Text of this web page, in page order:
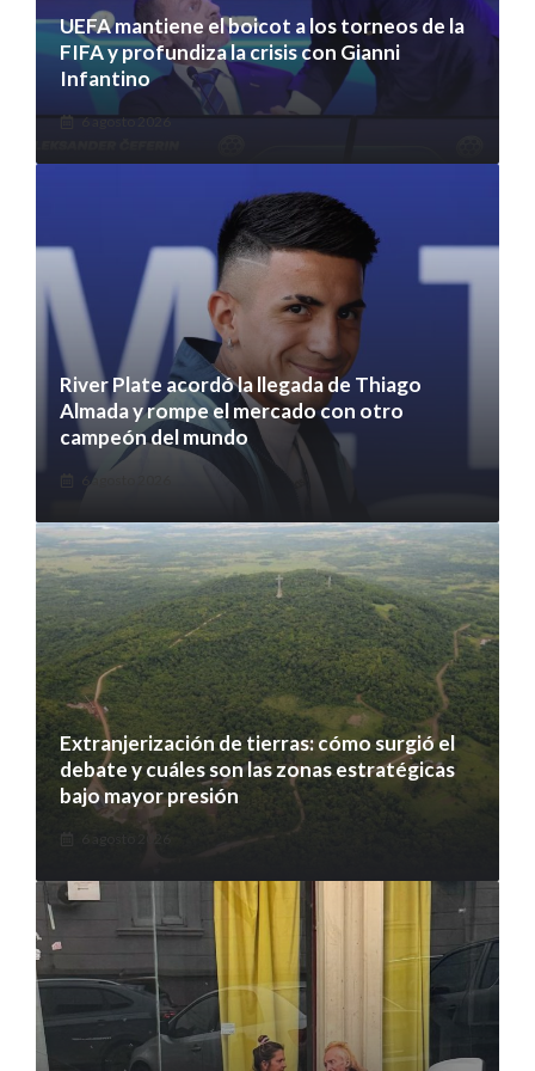
UEFA mantiene el boicot a los torneos de la
FIFA y profundiza la crisis con Gianni
Infantino
6 agosto 2026
River Plate acordó la llegada de Thiago
Almada y rompe el mercado con otro
campeón del mundo
6 agosto 2026
Extranjerización de tierras: cómo surgió el
debate y cuáles son las zonas estratégicas
bajo mayor presión